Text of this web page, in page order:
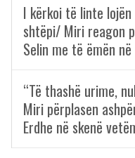
I kërkoi të linte
shtëpi/ Miri reagon
Selin me të ëmën
“Të thashë urime,
Miri përplasen
Erdhe në skenë